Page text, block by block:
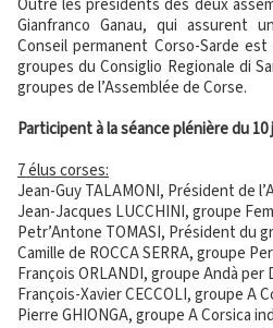
Outre les présidents des deux assemblées, Jean-Guy Talamoni et
Gianfranco Ganau, qui assurent
Conseil permanent Corso-Sarde
groupes du Consiglio Regionale di
groupes de l’Assemblée de Corse.
Participent à la séance plénière du
7 élus corses:
Jean-Guy TALAMONI, Président de
Jean-Jacques LUCCHINI, groupe
Petr’Antone TOMASI, Président du
Camille de ROCCA SERRA, groupe
François ORLANDI, groupe Andà per
François-Xavier CECCOLI, groupe A
Pierre GHIONGA, groupe A Corsica